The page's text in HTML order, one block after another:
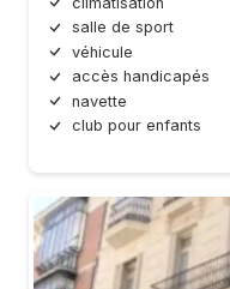
salle de sport
véhicule
accès handicapés
navette
club pour enfants